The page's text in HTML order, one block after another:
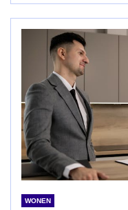
WONEN